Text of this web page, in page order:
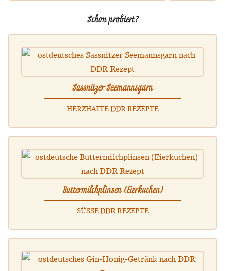
Schon probiert?
Sassnitzer Seemannsgarn
HERZHAFTE DDR REZEPTE
Buttermilchplinsen (Eierkuchen)
SÜSSE DDR REZEPTE